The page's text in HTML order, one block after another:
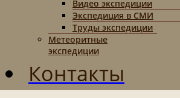
Видео экспедиции
Экспедиция в СМИ
Труды экспедиции
Метеоритные
экспедиции
Контакты